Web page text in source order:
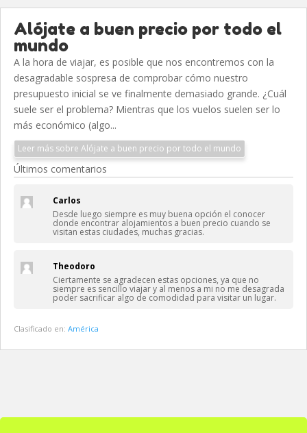
Alójate a buen precio por todo el
mundo
A la hora de viajar, es posible que nos encontremos con la
desagradable sospresa de comprobar cómo nuestro
presupuesto inicial se ve finalmente demasiado grande. ¿Cuál
suele ser el problema? Mientras que los vuelos suelen ser lo
más económico (algo...
Leer más sobre Alójate a buen precio por todo el mundo
Últimos comentarios
Carlos
Desde luego siempre es muy buena opción el conocer
donde encontrar alojamientos a buen precio cuando se
visitan estas ciudades, muchas gracias.
Theodoro
Ciertamente se agradecen estas opciones, ya que no
siempre es sencillo viajar y al menos a mi no me desagrada
poder sacrificar algo de comodidad para visitar un lugar.
Clasificado en: América